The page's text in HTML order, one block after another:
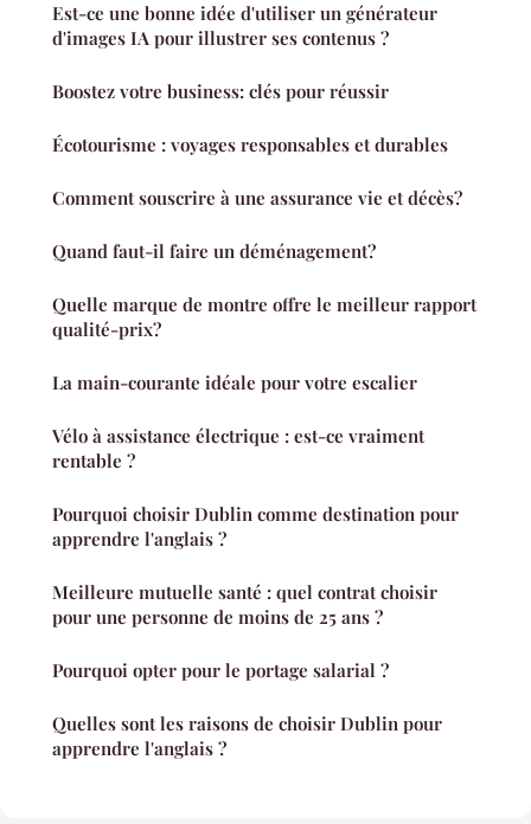
Est-ce une bonne idée d'utiliser un générateur
d'images IA pour illustrer ses contenus ?
Boostez votre business: clés pour réussir
Écotourisme : voyages responsables et durables
Comment souscrire à une assurance vie et décès?
Quand faut-il faire un déménagement?
Quelle marque de montre offre le meilleur rapport
qualité-prix?
La main-courante idéale pour votre escalier
Vélo à assistance électrique : est-ce vraiment
rentable ?
Pourquoi choisir Dublin comme destination pour
apprendre l'anglais ?
Meilleure mutuelle santé : quel contrat choisir
pour une personne de moins de 25 ans ?
Pourquoi opter pour le portage salarial ?
Quelles sont les raisons de choisir Dublin pour
apprendre l'anglais ?